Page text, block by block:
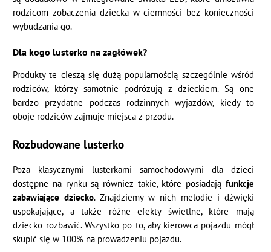
rodzicom zobaczenia dziecka w ciemności bez konieczności
wybudzania go.
Dla kogo lusterko na zagłówek?
Produkty te cieszą się dużą popularnością szczególnie wśród
rodziców, którzy samotnie podróżują z dzieckiem. Są one
bardzo przydatne podczas rodzinnych wyjazdów, kiedy to
oboje rodziców zajmuje miejsca z przodu.
Rozbudowane lusterko
Poza klasycznymi lusterkami samochodowymi dla dzieci
dostępne na rynku są również takie, które posiadają funkcje
zabawiające dziecko. Znajdziemy w nich melodie i dźwięki
uspokajające, a także różne efekty świetlne, które mają
dziecko rozbawić. Wszystko po to, aby kierowca pojazdu mógł
skupić się w 100% na prowadzeniu pojazdu.